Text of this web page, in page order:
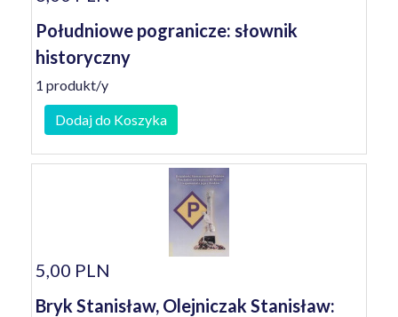
Południowe pogranicze: słownik
historyczny
1 produkt/y
Dodaj do Koszyka
5,00 PLN
Bryk Stanisław, Olejniczak Stanisław: